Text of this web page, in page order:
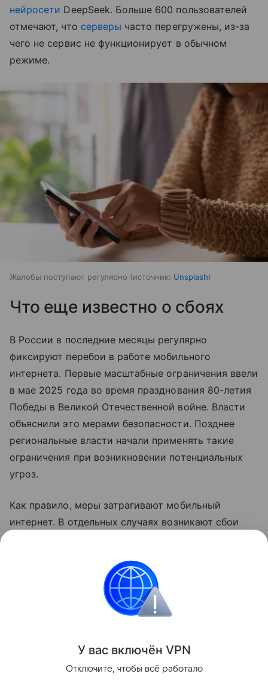
нейросети DeepSeek. Больше 600 пользователей
отмечают, что серверы часто перегружены, из-за
чего не сервис не функционирует в обычном
режиме.
Жалобы поступают регулярно источник: Unsplash
Что еще известно о сбоях
В России в последние месяцы регулярно
фиксируют перебои в работе мобильного
интернета. Первые масштабные ограничения ввели
в мае 2025 года во время празднования 80-летия
Победы в Великой Отечественной войне. Власти
объяснили это мерами безопасности. Позднее
региональные власти начали применять такие
ограничения при возникновении потенциальных
угроз.
Как правило, меры затрагивают мобильный
интернет. В отдельных случаях возникают сбои
Интернет Сбои
Поделиться
У вас включён VPN
Отключите, чтобы всё работало